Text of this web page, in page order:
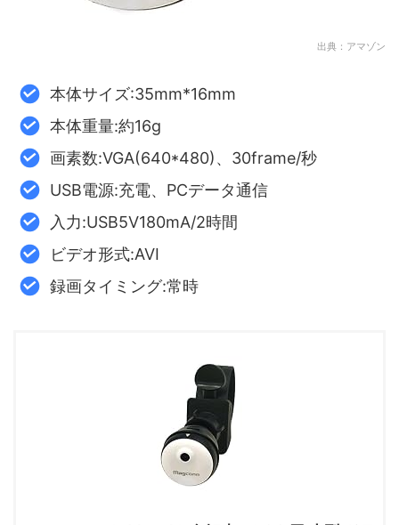
出典：アマゾン
本体サイズ:35mm*16mm
本体重量:約16g
画素数:VGA(640*480)、30frame/秒
USB電源:充電、PCデータ通信
入力:USB5V180mA/2時間
ビデオ形式:AVI
録画タイミング:常時